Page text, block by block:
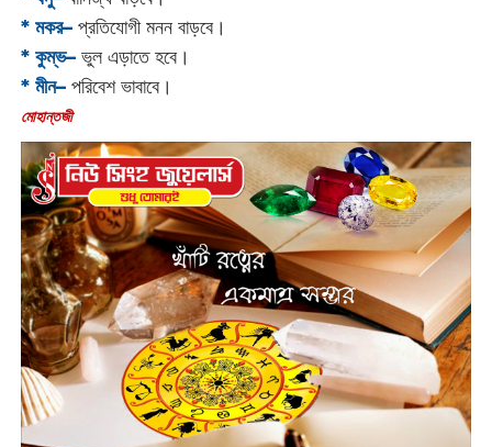
* মকর–প্রতিযোগী মনন বাড়বে।‌
* কুম্ভ–ভুল এড়াতে হবে।
* মীন–পরিবেশ ভাবাবে।
‌মোহান্তজী‌‌‌‌‌‌‌‌‌‌‌‌‌‌‌‌‌